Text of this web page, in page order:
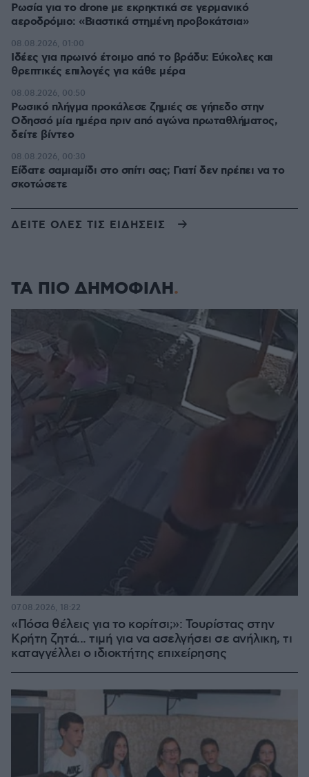
Ρωσία για το drone με εκρηκτικά σε γερμανικό
αεροδρόμιο: «Βιαστικά στημένη προβοκάτσια»
Ιδέες για πρωινό έτοιμο από το βράδυ: Εύκολες και
θρεπτικές επιλογές για κάθε μέρα
08.08.2026, 01:00
Ρωσικό πλήγμα προκάλεσε ζημιές σε γήπεδο στην
Οδησσό μία ημέρα πριν από αγώνα πρωταθλήματος,
δείτε βίντεο
08.08.2026, 00:50
Είδατε σαμιαμίδι στο σπίτι σας; Γιατί δεν πρέπει να το
σκοτώσετε
08.08.2026, 00:30
ΔΕΙΤΕ ΟΛΕΣ ΤΙΣ ΕΙΔΗΣΕΙΣ
ΤΑ ΠΙΟ ΔΗΜΟΦΙΛΗ
«Πόσα θέλεις για το κορίτσι;»: Τουρίστας στην
Κρήτη ζητά... τιμή για να ασελγήσει σε ανήλικη, τι
καταγγέλλει ο ιδιοκτήτης επιχείρησης
07.08.2026, 18:22